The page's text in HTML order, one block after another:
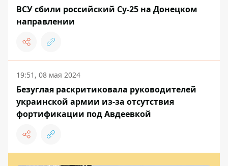
ВСУ сбили российский Су-25 на Донецком
направлении
19:51, 08 мая 2024
Безуглая раскритиковала руководителей
украинской армии из-за отсутствия
фортификации под Авдеевкой